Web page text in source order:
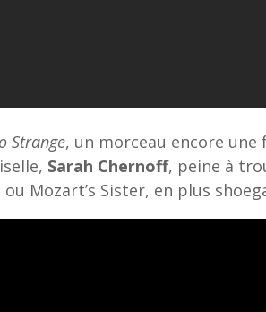
Strange, un morceau encore
Sarah Chernoff, peine à
ou Mozart’s Sister, en plus